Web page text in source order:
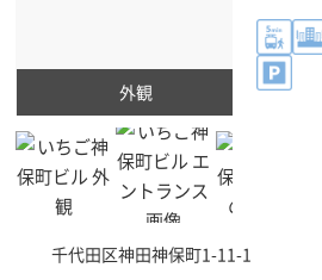
外観
千代田区神田神保町1-11-1